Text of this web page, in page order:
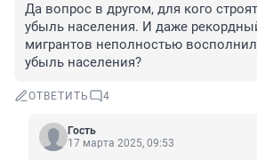
Да вопрос в другом, для кого
убыль населения. И даже
мигрантов неполностью
убыль населения?
ОТВЕТИТЬ 4
Гость
17 марта 2025, 09:53